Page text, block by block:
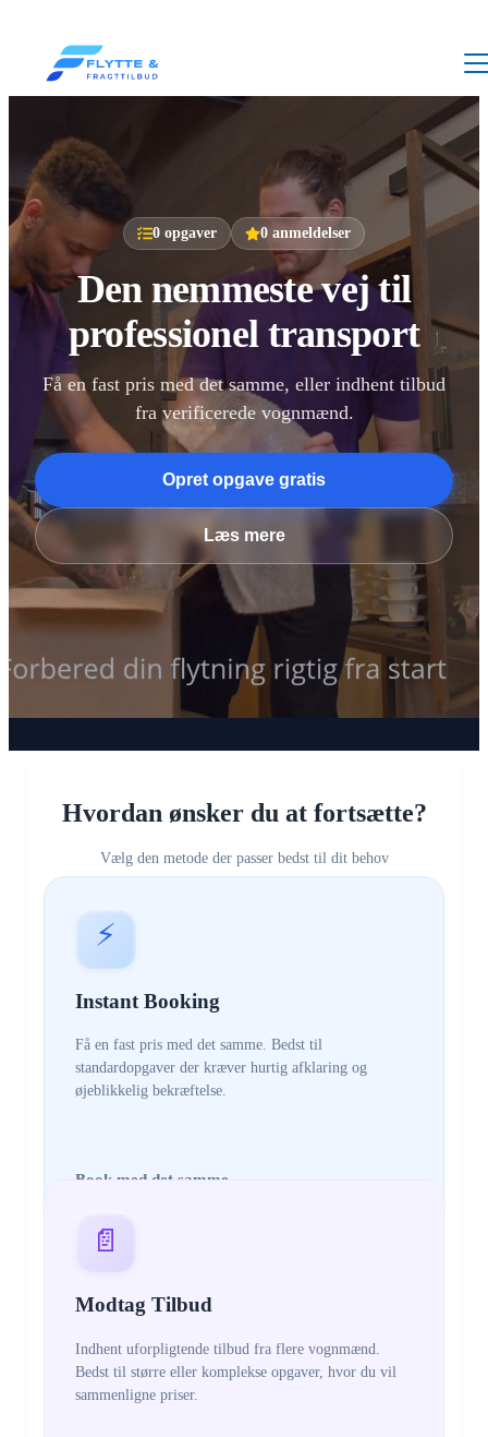
0 opgaver 0 anmeldelser
Den nemmeste vej til
professionel transport
Få en fast pris med det samme, eller indhent tilbud
fra verificerede vognmænd.
Opret opgave gratis
Læs mere
Hvordan ønsker du at fortsætte?
Vælg den metode der passer bedst til dit behov
⚡
Instant Booking
Få en fast pris med det samme. Bedst til
standardopgaver der kræver hurtig afklaring og
øjeblikkelig bekræftelse.
Book med det samme
📄
Modtag Tilbud
Indhent uforpligtende tilbud fra flere vognmænd.
Bedst til større eller komplekse opgaver, hvor du vil
sammenligne priser.